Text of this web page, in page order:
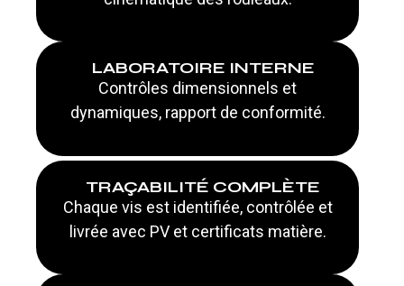
LABORATOIRE INTERNE
Contrôles dimensionnels et
dynamiques, rapport de conformité.
TRAÇABILITÉ COMPLÈTE
Chaque vis est identifiée, contrôlée et
livrée avec PV et certificats matière.